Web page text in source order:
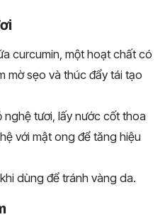
curcumin, một hoạt chất có
mờ sẹo và thúc đẩy tái tạo
nghệ tươi, lấy nước cốt thoa
với mật ong để tăng hiệu
dùng để tránh vàng da.